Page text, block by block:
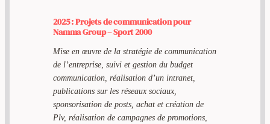
2025 : Projets de communication pour
Namma Group – Sport 2000
Mise en œuvre de la stratégie de communication
de l’entreprise, suivi et gestion du budget
communication, réalisation d’un intranet,
publications sur les réseaux sociaux,
sponsorisation de posts, achat et création de
Plv, réalisation de campagnes de promotions,